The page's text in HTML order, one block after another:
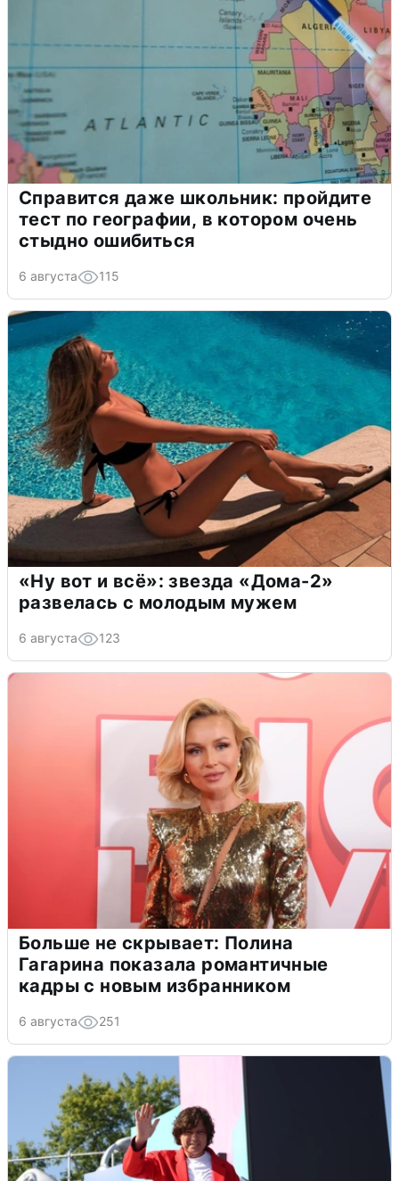
Справится даже школьник: пройдите
тест по географии, в котором очень
стыдно ошибиться
6 августа 115
«Ну вот и всё»: звезда «Дома-2»
развелась с молодым мужем
6 августа 123
Больше не скрывает: Полина
Гагарина показала романтичные
кадры с новым избранником
6 августа 251